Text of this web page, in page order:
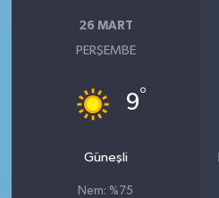
26 MART
PERŞEMBE
9°
Güneşli
Nem: %75